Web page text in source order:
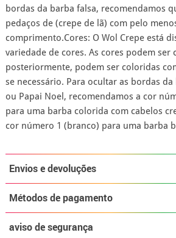
bordas da barba falsa, recomendamos
pedaços de (crepe de lã) com pelo
comprimento.Cores: O Wol Crepe está
variedade de cores. As cores podem ser
posteriormente, podem ser coloridas
se necessário. Para ocultar as bordas
ou Papai Noel, recomendamos a cor
para uma barba colorida com cabelos
cor número 1 (branco) para uma barba
Envios e devoluções
Métodos de pagamento
aviso de segurança